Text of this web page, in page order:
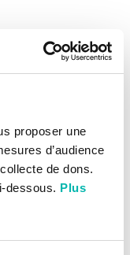
proposer une
d’audience
de dons.
dessous. Plus